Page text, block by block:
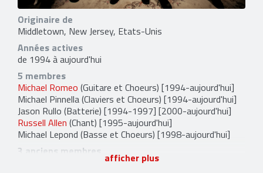
Originaire de
Middletown, New Jersey, Etats-Unis
Années actives
de 1994 à aujourd'hui
5 membres
Michael Romeo (Guitare et Choeurs) [1994-aujourd'hui]
Michael Pinnella(Claviers et Choeurs) [1994-aujourd'hui]
Jason Rullo (Batterie) [1994-1997] [2000-aujourd'hui]
Russell Allen (Chant) [1995-aujourd'hui]
Michael Lepond (Basse et Choeurs) [1998-aujourd'hui]
3 anciens membres
(Basse) [1994-1998]
afficher plus